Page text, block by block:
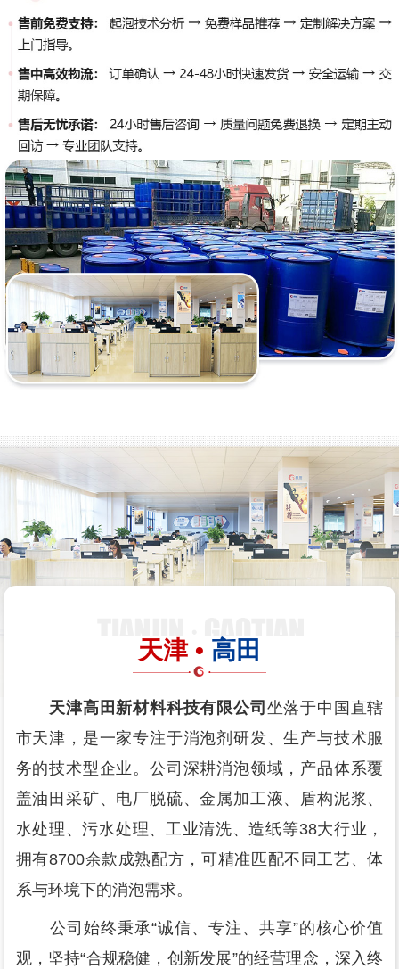
天津 • 高田
天津高田新材料科技有限公司 坐落于中国直辖
市天津，是一家专注于消泡剂研发、生产与技术服
务的技术型企业。公司深耕消泡领域，产品体系覆
盖油田采矿、电厂脱硫、金属加工液、盾构泥浆、
水处理、污水处理、工业清洗、造纸等38大行业，
拥有8700余款成熟配方，可精准匹配不同工艺、体
系与环境下的消泡需求。
公司始终秉承“诚信、专注、共享”的核心价值
观，坚持“合规稳健，创新发展”的经营理念，深入终